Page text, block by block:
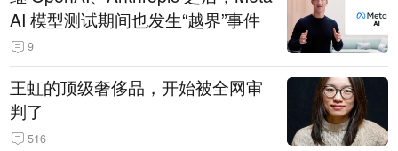
AI 模型测试期间也发生“越界”事件
9
王虹的顶级奢侈品，开始被全网审
判了
516